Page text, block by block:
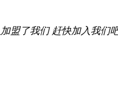
加盟了我们 赶快加入我们